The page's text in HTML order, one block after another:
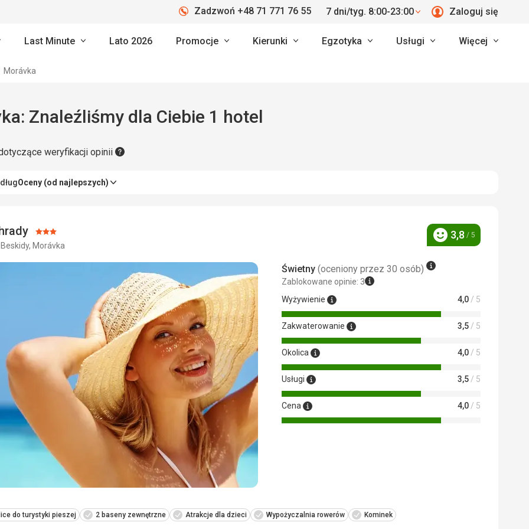
Zadzwoń +48 71 771 76 55 7 dni/tyg. 8:00-23:00 Zaloguj się
Last Minute Lato 2026 Promocje Kierunki Egzotyka Usługi Więcej
Morávka
Znaleźliśmy dla Ciebie 1 hotel
weryfikacji opinii
Oceny (od najlepszych)
Ocena:
3/5
Morávka Ocena
3,8 / 5
Świetny (oceniony przez 30 osób)
Zablokowane opinie: 3
Wyżywienie
4,0/ 5
Zakwaterowanie 3,5/ 5
Okolica 4,0/ 5
Usługi 3,5/ 5
Cena 4,0/ 5
do turystyki pieszej 2 baseny zewnętrzne Atrakcje dla dzieci Wypożyczalnia rowerów Kominek